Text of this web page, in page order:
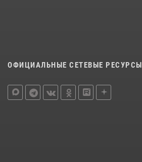
ОФИЦИАЛЬНЫЕ СЕТЕВЫЕ РЕСУРСЫ